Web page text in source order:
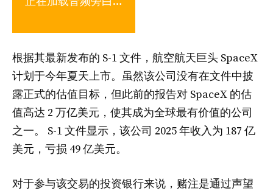
根据其最新发布的 S-1 文件，航空航天巨头 SpaceX
计划于今年夏天上市。虽然该公司没有在文件中披
露正式的估值目标，但此前的报告对 SpaceX 的估
值高达 2 万亿美元，使其成为全球最有价值的公司
之一。 S-1 文件显示，该公司 2025 年收入为 187 亿
美元，亏损 49 亿美元。
对于参与该交易的投资银行来说，赌注是通过声望